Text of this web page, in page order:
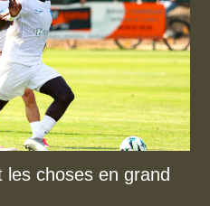
choses en grand